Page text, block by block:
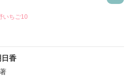
いちご10
ろに
がいたんだって。
日香